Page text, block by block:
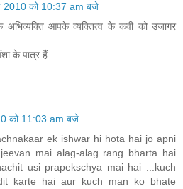
2010 को 10:37 am बजे
अभिव्यक्ति आपके व्यक्तित्व के कवी को उजागर
के पात्र हैं.
को 11:03 am बजे
ek ishwar hi hota hai jo apni
mai alag-alag rang bharta hai
usi prapekschya mai hai ...kuch
karte hai aur kuch man ko bhate